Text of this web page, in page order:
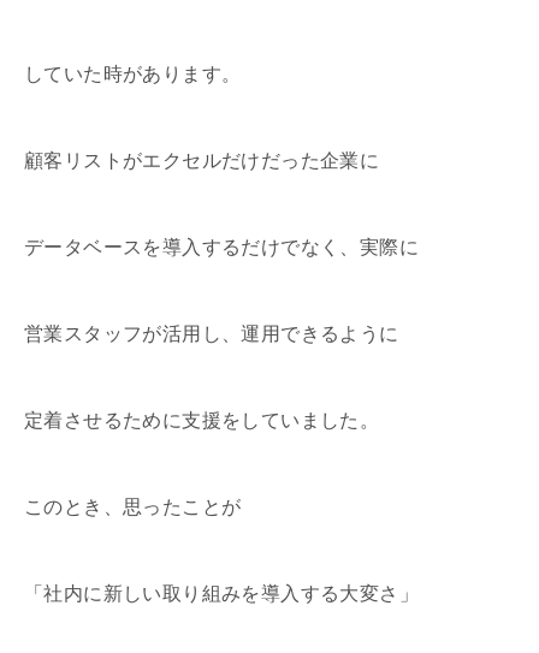
していた時があります。
顧客リストがエクセルだけだった企業に
データベースを導入するだけでなく、実際に
営業スタッフが活用し、運用できるように
定着させるために支援をしていました。
このとき、思ったことが
「社内に新しい取り組みを導入する大変さ」